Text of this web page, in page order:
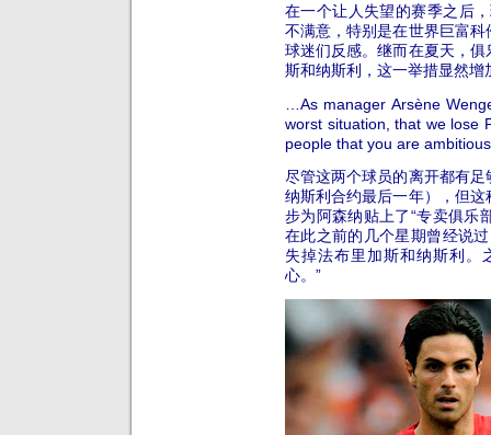
在一个让人失望的赛季之后
不满意，特别是在世界巨富
球迷们反感。继而在夏天，
斯和纳斯利，这一举措显然增
…As manager Arsène
worst situation, that we lose
people that you are
尽管这两个球员的离开都有
纳斯利合约最后一年），但
步为阿森纳贴上了“专卖俱乐
在此之前的几个星期曾经说
失掉法布里加斯和纳斯利。
心。”